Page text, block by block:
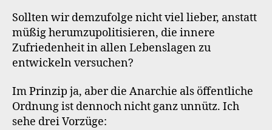
Sollten wir demzufolge nicht viel lieber, anstatt
müßig herumzupolitisieren, die innere
Zufriedenheit in allen Lebenslagen zu
entwickeln versuchen?
Im Prinzip ja, aber die Anarchie als öffentliche
Ordnung ist dennoch nicht ganz unnütz. Ich
sehe drei Vorzüge: